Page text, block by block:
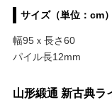
サイズ（単位：cm）
幅95ｘ長さ60
パイル長12mm
山形緞通 新古典ラ